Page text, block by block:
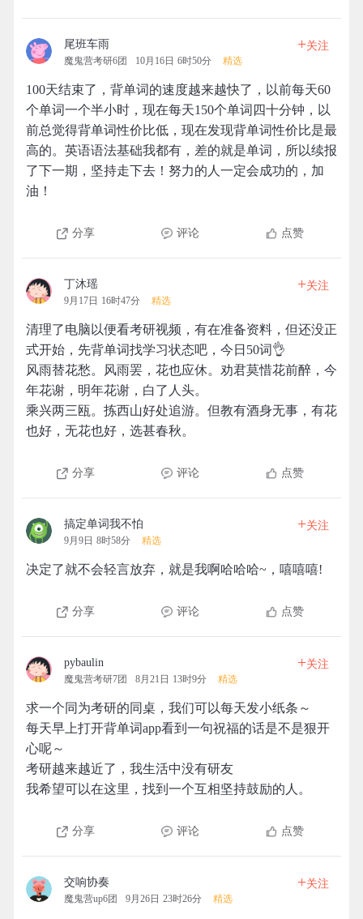
尾班车雨
魔鬼营考研6团 10月16日 6时50分 精选
+关注
100天结束了，背单词的速度越来越快了，以前每天60
个单词一个半小时，现在每天150个单词四十分钟，以
前总觉得背单词性价比低，现在发现背单词性价比是最
高的。英语语法基础我都有，差的就是单词，所以续报
了下一期，坚持走下去！努力的人一定会成功的，加
油！
分享 评论 点赞
丁沐瑶
9月17日 16时47分 精选
+关注
清理了电脑以便看考研视频，有在准备资料，但还没正
式开始，先背单词找学习状态吧，今日50词👌
风雨替花愁。风雨罢，花也应休。劝君莫惜花前醉，今
年花谢，明年花谢，白了人头。
乘兴两三瓯。拣西山好处追游。但教有酒身无事，有花
也好，无花也好，选甚春秋。
分享 评论 点赞
搞定单词我不怕
9月9日 8时58分 精选
+关注
决定了就不会轻言放弃，就是我啊哈哈哈~，嘻嘻嘻!
分享 评论 点赞
pybaulin
魔鬼营考研7团 8月21日 13时9分 精选
+关注
求一个同为考研的同桌，我们可以每天发小纸条～
每天早上打开背单词app看到一句祝福的话是不是狠开
心呢～
考研越来越近了，我生活中没有研友
我希望可以在这里，找到一个互相坚持鼓励的人。
分享 评论 点赞
交响协奏
魔鬼营up6团 9月26日 23时26分 精选
+关注